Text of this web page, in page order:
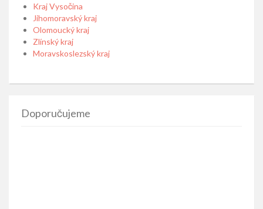
Kraj Vysočina
Jihomoravský kraj
Olomoucký kraj
Zlínský kraj
Moravskoslezský kraj
Doporučujeme